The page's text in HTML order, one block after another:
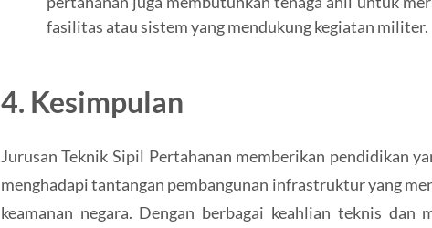
fasilitas atau sistem yang mendukung kegiatan militer.
4. Kesimpulan
Jurusan Teknik Sipil Pertahanan memberikan pendidikan
menghadapi tantangan pembangunan infrastruktur yang
keamanan negara. Dengan berbagai keahlian teknis dan